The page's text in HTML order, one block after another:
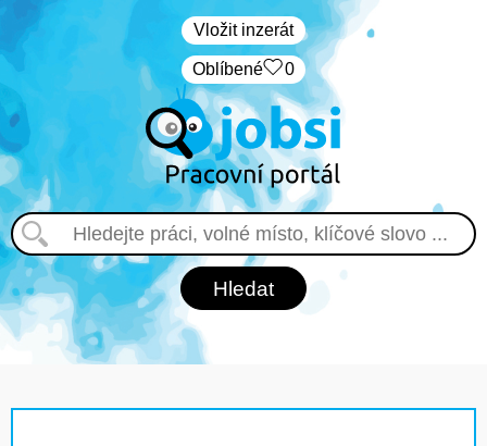
Vložit inzerát
Oblíbené 0